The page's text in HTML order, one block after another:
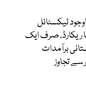
ٹیکسٹائل
ریکارڈ، صرف ایک
برآمدات